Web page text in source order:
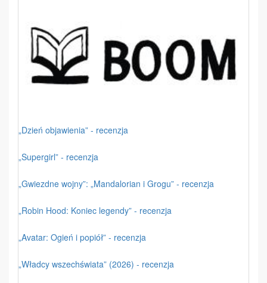
„Dzień objawienia” - recenzja
„Supergirl” - recenzja
„Gwiezdne wojny”: „Mandalorian i Grogu” - recenzja
„Robin Hood: Koniec legendy” - recenzja
„Avatar: Ogień i popiół” - recenzja
„Władcy wszechświata” (2026) - recenzja